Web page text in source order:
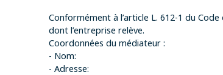
Conformément à l’article L. 612-1 du
dont l’entreprise relève.
Coordonnées du médiateur :
- Nom:
- Adresse: